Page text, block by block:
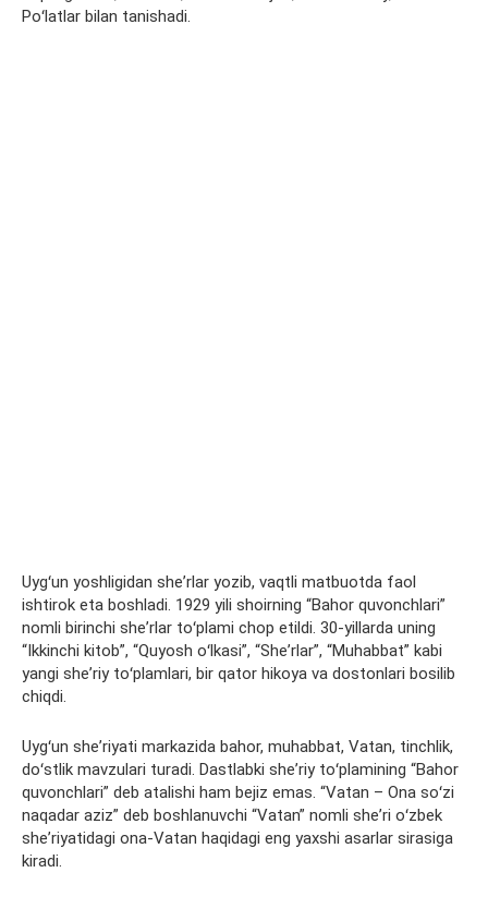
Poʻlatlar bilan tanishadi.
Uygʻun yoshligidan sheʼrlar yozib, vaqtli matbuotda faol
ishtirok eta boshladi. 1929 yili shoirning “Bahor quvonchlari”
nomli birinchi sheʼrlar toʻplami chop etildi. 30-yillarda uning
“Ikkinchi kitob”, “Quyosh oʻlkasi”, “Sheʼrlar”, “Muhabbat” kabi
yangi sheʼriy toʻplamlari, bir qator hikoya va dostonlari bosilib
chiqdi.
Uygʻun sheʼriyati markazida bahor, muhabbat, Vatan, tinchlik,
doʻstlik mavzulari turadi. Dastlabki sheʼriy toʻplamining “Bahor
quvonchlari” deb atalishi ham bejiz emas. “Vatan – Ona soʻzi
naqadar aziz” deb boshlanuvchi “Vatan” nomli sheʼri oʻzbek
sheʼriyatidagi ona-Vatan haqidagi eng yaxshi asarlar sirasiga
kiradi.